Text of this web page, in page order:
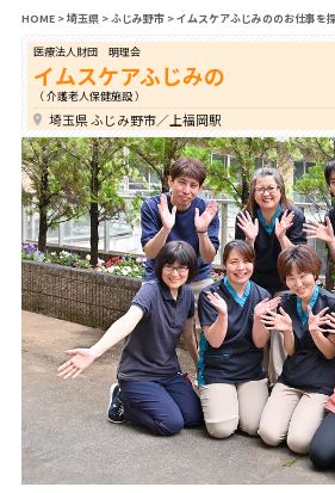
HOME>埼玉県>ふじみ野市>イムスケアふじみののお仕事を
医療法人財団 明理会
イムスケアふじみの
（ 介護老人保健施設 ）
埼玉県 ふじみ野市／上福岡駅